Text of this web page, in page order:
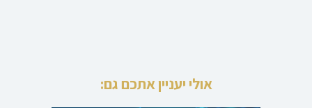
אולי יעניין אתכם גם: